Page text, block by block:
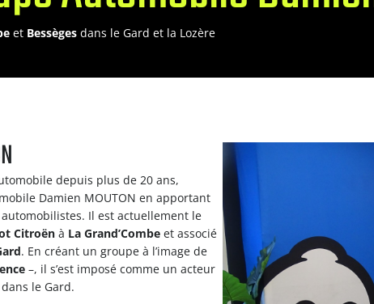
et Bessèges dans le Gard et la Lozère
depuis plus de 20 ans,
Damien MOUTON en apportant
Il est actuellement le
Citroën à La Grand’Combe et associé
. En créant un groupe à l’image de
–, il s’est imposé comme un acteur
le Gard.